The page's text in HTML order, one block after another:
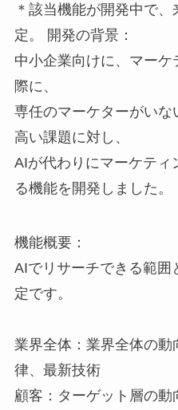
＊該当機能が開発中で
定。 開発の背景：
中小企業向けに、マーケ
際に、
専任のマーケターがい
高い課題に対し、
AIが代わりにマーケティ
る機能を開発しました。
機能概要：
AIでリサーチできる範囲
定です。
業界全体：業界全体の
律、最新技術
顧客：ターゲット層の動